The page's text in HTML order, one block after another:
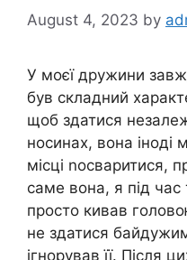
August 4, 2023 by
У моєї дружини
був складний
щоб здатися
носинах, вона іноді
місці nосваритися,
саме вона, я під час
просто кивав
не здатися
ігнорував її. Після